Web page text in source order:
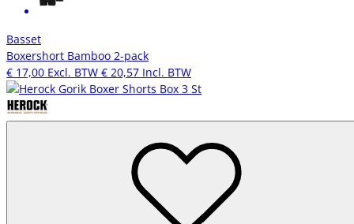
Basset
Boxershort Bamboo 2-pack
€ 17,00 Excl. BTW € 20,57 Incl. BTW